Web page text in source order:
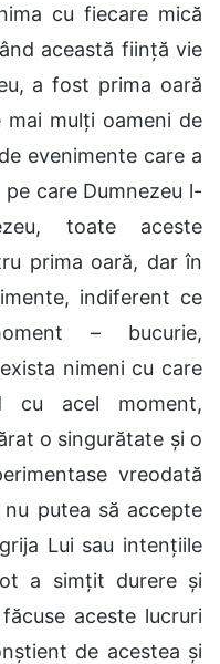
cu fiecare mică
această ființă vie
a fost prima oară
mulți oameni de
evenimente care a
care Dumnezeu l-
toate aceste
prima oară, dar în
indiferent ce
– bucurie,
nimeni cu care
cu acel moment,
o singurătate și o
vreodată
putea să accepte
Lui sau intențiile
a simțit durere și
aceste lucruri
de acestea și